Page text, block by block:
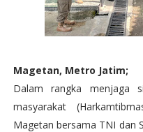
Magetan, Metro Jatim;
Dalam rangka menjaga
masyarakat
Magetan bersama TNI dan